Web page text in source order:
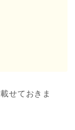
せておきま